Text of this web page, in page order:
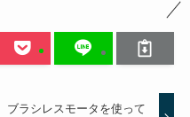
ブラシレスモータを使って